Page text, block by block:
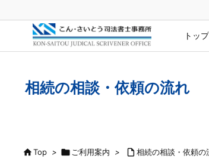
トップ
相続の相談・依頼の流れ
Top >  ご利用案内 >  相続の相談・依頼の